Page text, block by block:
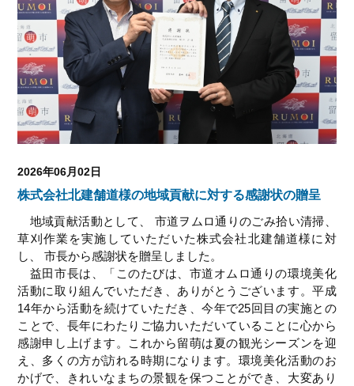
2026年06月02日
株式会社北建舗道様の地域貢献に対する感謝状の贈呈
地域貢献活動として、 市道ヲムロ通りのごみ拾い清掃、
草刈作業を実施していただいた株式会社北建舗道様に対
し、 市長から感謝状を贈呈しました。
益田市長は、「このたびは、市道オムロ通りの環境美化
活動に取り組んでいただき、ありがとうございます。平成
14年から活動を続けていただき、今年で25回目の実施との
ことで、長年にわたりご協力いただいていることに心から
感謝申し上げます。これから留萌は夏の観光シーズンを迎
え、多くの方が訪れる時期になります。環境美化活動のお
かげで、きれいなまちの景観を保つことができ、大変あり